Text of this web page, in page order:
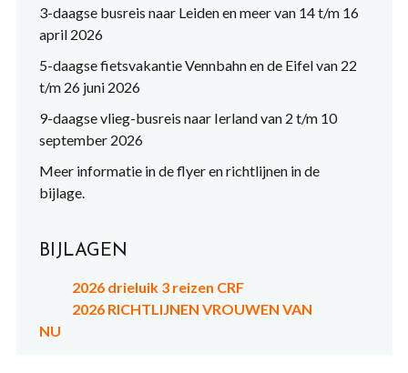
3-daagse busreis naar Leiden en meer van 14 t/m 16
april 2026
5-daagse fietsvakantie Vennbahn en de Eifel van 22
t/m 26 juni 2026
9-daagse vlieg-busreis naar Ierland van 2 t/m 10
september 2026
Meer informatie in de flyer en richtlijnen in de
bijlage.
BIJLAGEN
2026 drieluik 3 reizen CRF
2026 RICHTLIJNEN VROUWEN VAN
NU